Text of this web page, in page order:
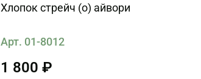
Хлопок стрейч (о) айвори
Арт. 01-8012
1 800 ₽